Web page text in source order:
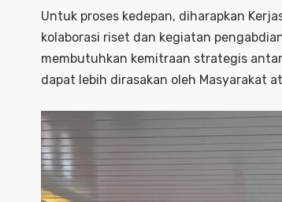
Untuk proses kedepan, diharapkan
kolaborasi riset dan kegiatan
membutuhkan kemitraan strategis
dapat lebih dirasakan oleh Masyarakat